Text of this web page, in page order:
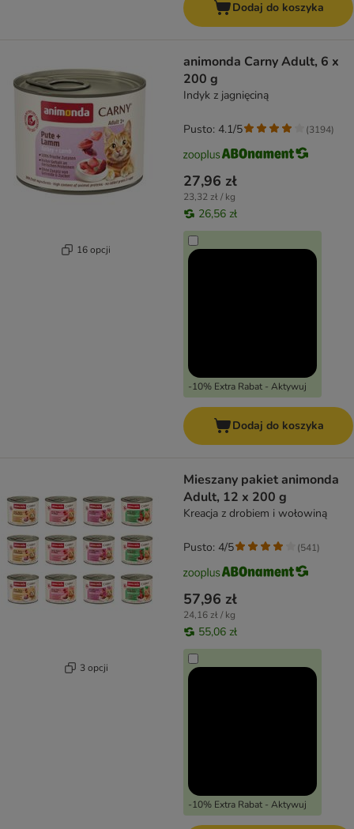
Dodaj do koszyka
16 opcji
animonda Carny Adult, 6 x
200 g
Indyk z jagnięciną
27,96 zł
23,32 zł / kg
26,56 zł
-10% Extra Rabat - Aktywuj
Pusto: 4.1/5 (3194)
Dodaj do koszyka
3 opcji
Mieszany pakiet animonda
Adult, 12 x 200 g
Kreacja z drobiem i wołowiną
57,96 zł
24,16 zł / kg
55,06 zł
-10% Extra Rabat - Aktywuj
Pusto: 4/5 (541)